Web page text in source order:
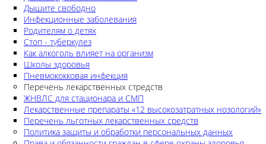
Дышите свободно
Инфекционные заболевания
Родителям о детях
Стоп - туберкулез
Как алкоголь влияет на организм
Школы здоровья
Пневмококковая инфекция
Перечень лекарственных стредств
ЖНВЛС для стационара и СМП
Лекарственные препараты «12 высокозатратных нозологий»
Перечень льготных лекарственных средств
Политика защиты и обработки персональных данных